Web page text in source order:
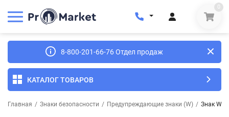
0
8-800-201-66-76 Отдел продаж
КАТАЛОГ ТОВАРОВ
Главная / Знаки безопасности / Предупреждающие знаки (W) / Знак